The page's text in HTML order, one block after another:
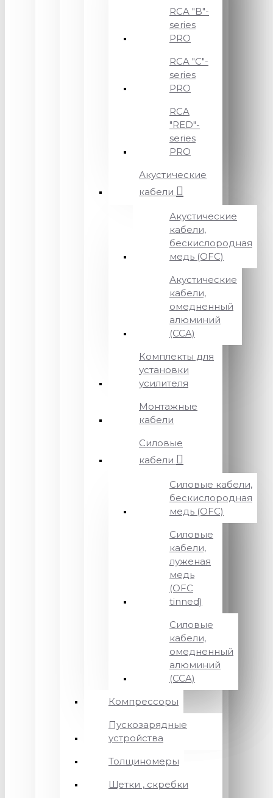
RCA "B"-
series
PRO
RCA "C"-
series
PRO
RCA
"RED"-
series
PRO
Акустические
кабели
Акустические
кабели,
бескислородная
медь (OFC)
Акустические
кабели,
омедненный
алюминий
(CCA)
Комплекты для
установки
усилителя
Монтажные
кабели
Силовые
кабели
Силовые кабели,
бескислородная
медь (OFC)
Силовые
кабели,
луженая
медь
(OFC
tinned)
Силовые
кабели,
омедненный
алюминий
(CCA)
Компрессоры
Пускозарядные
устройства
Толщиномеры
Щетки , скребки